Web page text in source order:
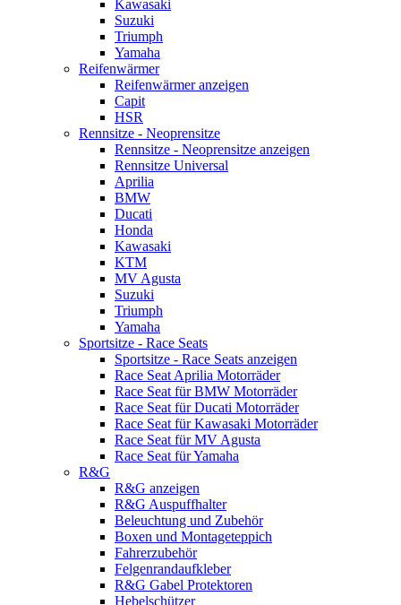
Kawasaki
Suzuki
Triumph
Yamaha
Reifenwärmer
Reifenwärmer anzeigen
Capit
HSR
Rennsitze - Neoprensitze
Rennsitze - Neoprensitze anzeigen
Rennsitze Universal
Aprilia
BMW
Ducati
Honda
Kawasaki
KTM
MV Agusta
Suzuki
Triumph
Yamaha
Sportsitze - Race Seats
Sportsitze - Race Seats anzeigen
Race Seat Aprilia Motorräder
Race Seat für BMW Motorräder
Race Seat für Ducati Motorräder
Race Seat für Kawasaki Motorräder
Race Seat für MV Agusta
Race Seat für Yamaha
R&G
R&G anzeigen
R&G Auspuffhalter
Beleuchtung und Zubehör
Boxen und Montageteppich
Fahrerzubehör
Felgenrandaufkleber
R&G Gabel Protektoren
Hebelschützer